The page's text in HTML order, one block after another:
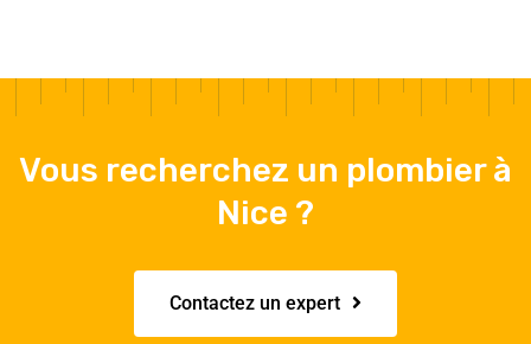
Vous recherchez un plombier à
Nice ?
Contactez un expert